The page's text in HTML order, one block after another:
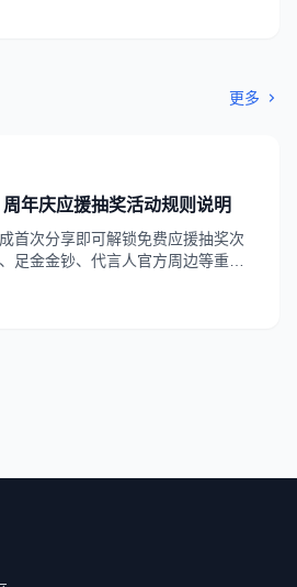
更多
周年庆应援抽奖活动规则说明
首次分享即可解锁免费应援抽奖次
足金金钞、代言人官方周边等重磅